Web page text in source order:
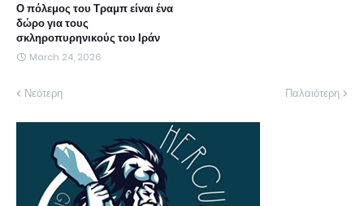
Ο πόλεμος του Τραμπ είναι ένα
δώρο για τους
σκληροπυρηνικούς του Ιράν
March 24, 2026
Νεότερη Παλαιότερη